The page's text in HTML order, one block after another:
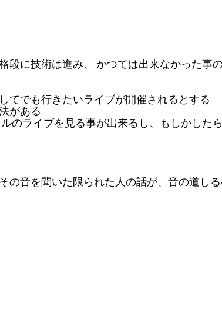
段に技術は進み、
かつては出来なかった事
てでも行きたいライブが開催されるとする
がある
のライブを見る事が出来るし、もしかした
の音を聞いた限られた人の話が、音の道し